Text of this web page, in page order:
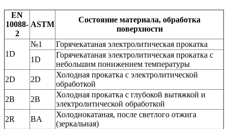
EN
10088-
2
ASTM
Состояние материала, обработка
поверхности
1D
№1
Горячекатаная электролитическая прокатка
1D
Горячекатаная электролитическая прокатка с
небольшим понижением температуры
2D
2D
Холодная прокатка с электролитической
обработкой
2B
2B
Холодная прокатка с глубокой вытяжкой и
электролитической обработкой
2R
BA
Холоднокатаная, после светлого отжига
(зеркальная)